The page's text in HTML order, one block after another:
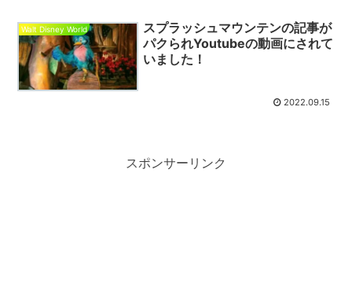
Walt Disney World
スプラッシュマウンテンの記事が
パクられYoutubeの動画にされて
いました！
2022.09.15
スポンサーリンク